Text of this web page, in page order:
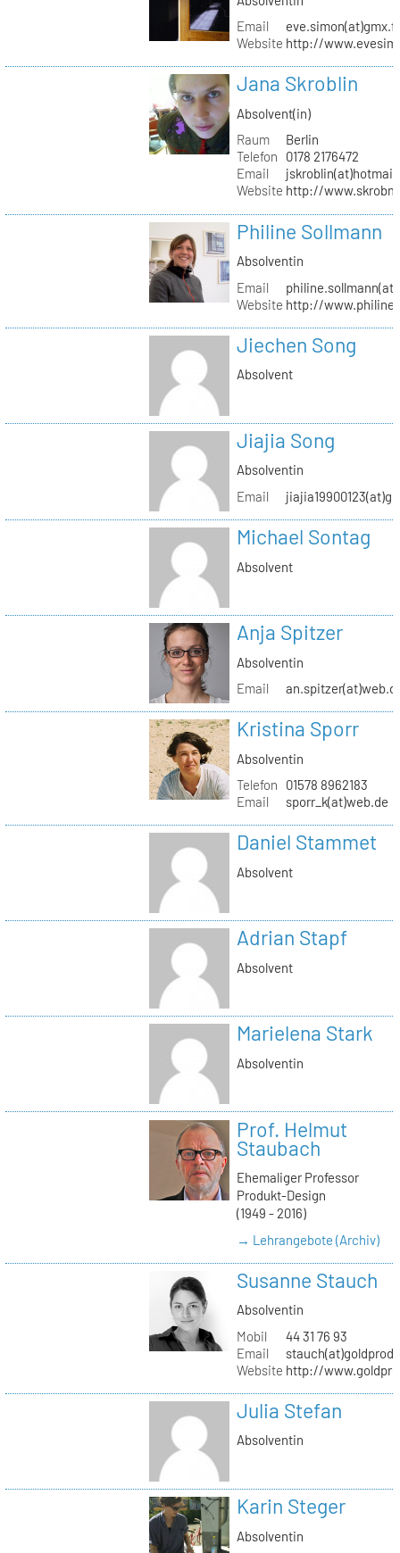
Email
eve.simon(at)gmx.fr
Website http://
Jana Skroblin
Absolvent(in)
Raum
Berlin
Telefon
0178 2176472
Email
Website http://
Philine Sollmann
Absolventin
Email
Website http://
Jiechen Song
Absolvent
Jiajia Song
Absolventin
Email
Michael Sontag
Absolvent
Anja Spitzer
Absolventin
Email
Kristina Sporr
Absolventin
Telefon
01578 8962183
Email
sporr_k(at)web.de
Daniel Stammet
Absolvent
Adrian Stapf
Absolvent
Marielena Stark
Absolventin
Prof. Helmut
Staubach
Ehemaliger Professor
Produkt-Design
(1949 - 2016)
→ Lehrangebote (Archiv)
Susanne Stauch
Absolventin
Mobil
44 31 76 93
Email
Website http://
Julia Stefan
Absolventin
Karin Steger
Absolventin